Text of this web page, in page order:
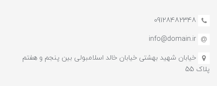
09128482348
info@domain.ir
خیابان شهید بهشتی خیابان خالد اسلامبولی بین پنجم و هفتم
پلاک 55